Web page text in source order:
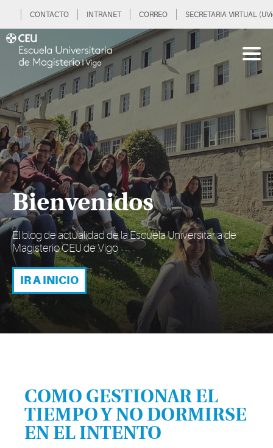
CONTACTO INTRANET CORREO SECRETARIA VIRTUAL
Bienvenidos
El blog de actualidad de la Escuela Universitaria de
Magisterio CEU de Vigo
IR A INICIO
COMO GESTIONAR EL
TIEMPO Y NO DORMIRSE
EN EL INTENTO